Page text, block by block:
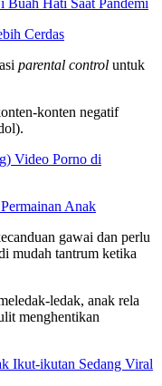
Hati Saat Pandemi
Cerdas
parental control untuk
konten negatif
Video Porno di
Anak
gawai dan perlu
mudah tantrum ketika
ledak, anak rela
menghentikan
Ikut-ikutan Sedang Viral